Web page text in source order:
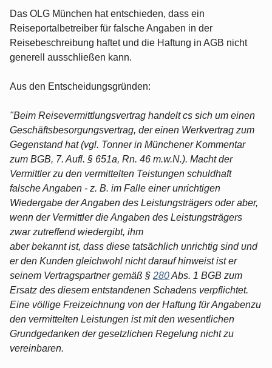
Das OLG München hat entschieden, dass ein
Reiseportalbetreiber für falsche Angaben in der
Reisebeschreibung haftet und die Haftung in AGB nicht
generell ausschließen kann.
Aus den Entscheidungsgründen:
"Beim Reisevermittlungsvertrag handelt cs sich um einen
Geschäftsbesorgungsvertrag, der einen Werkvertrag zum
Gegenstand hat (vgl. Tonner in Münchener Kommentar
zum BGB, 7. Aufl. § 651a, Rn. 46 m.w.N.). Macht der
Vermittler zu den vermittelten Teistungen schuldhaft
falsche Angaben - z. B. im Falle einer unrichtigen
Wiedergabe der Angaben des Leistungsträgers oder aber,
wenn der Vermittler die Angaben des Leistungsträgers
zwar zutreffend wiedergibt, ihm
aber bekannt ist, dass diese tatsächlich unrichtig sind und
er den Kunden gleichwohl nicht darauf hinweist ist er
seinem Vertragspartner gemäß § 280Abs. 1 BGB zum
Ersatz des diesem entstandenen Schadens verpflichtet.
Eine völlige Freizeichnung von der Haftung für Angabenzu
den vermittelten Leistungen ist mit den wesentlichen
Grundgedanken der gesetzlichen Regelung nicht zu
vereinbaren.